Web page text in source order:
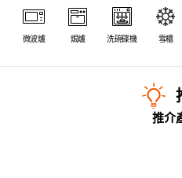
微波爐 焗爐 洗碗碟機 雪櫃
推介